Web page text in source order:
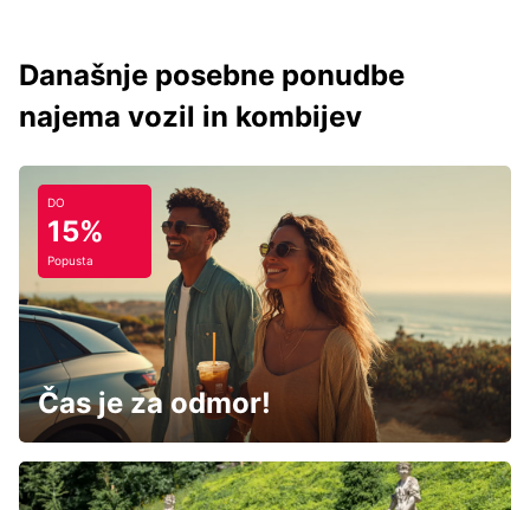
Današnje posebne ponudbe
najema vozil in kombijev
DO
15%
Popusta
Čas je za odmor!